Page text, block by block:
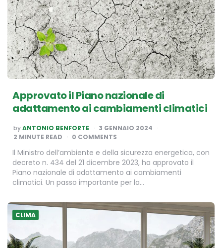
Approvato il Piano nazionale di
adattamento ai cambiamenti climatici
POSTED
BY
byANTONIO BENFORTE
3 GENNAIO 2024
2 MINUTE READ 0 COMMENTS
Il Ministro dell’ambiente e della sicurezza energetica, con
decreto n. 434 del 21 dicembre 2023, ha approvato il
Piano nazionale di adattamento ai cambiamenti
climatici. Un passo importante per la…
CLIMA